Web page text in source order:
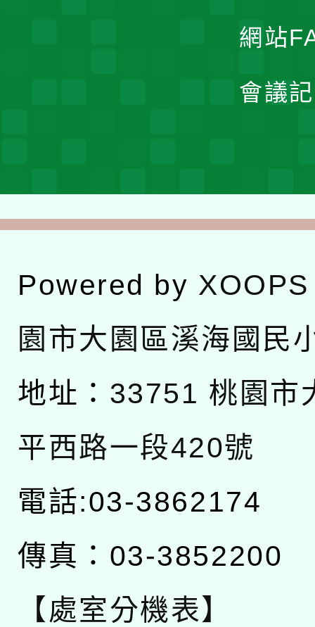
網站
會議
Powered by XOOPS
園市大園區溪海國民
地址： 33751 桃園市
平西路一段420號
電話:03-3862174
傳真：03-3852200
【處室分機表】